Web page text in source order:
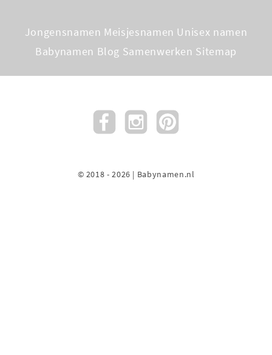
Jongensnamen Meisjesnamen Unisex namen
Babynamen Blog Samenwerken Sitemap
© 2018 - 2026 | Babynamen.nl